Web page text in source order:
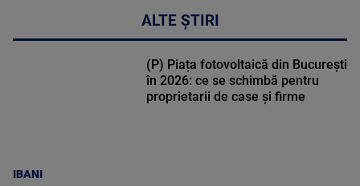
ALTE ȘTIRI
IBANI
(P) Piața fotovoltaică din București
în 2026: ce se schimbă pentru
proprietarii de case și firme